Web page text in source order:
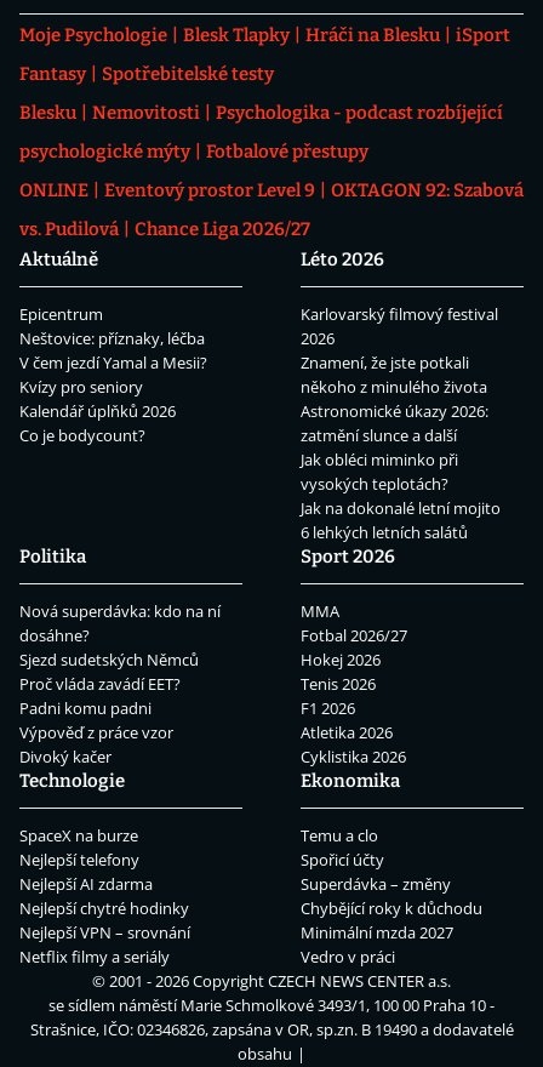
Moje Psychologie Blesk Tlapky Hráči na Blesku
iSport
Fantasy
Spotřebitelské testy
Blesku
Nemovitosti
Psychologika - podcast rozbíjející
psychologické mýty
Fotbalové přestupy
ONLINE
Eventový prostor Level 9
OKTAGON 92: Szabová
vs. Pudilová
Chance Liga 2026/27
Aktuálně
Epicentrum
Neštovice: příznaky, léčba
V čem jezdí Yamal a Mesii?
Kvízy pro seniory
Kalendář úplňků 2026
Co je bodycount?
Léto 2026
Karlovarský filmový festival
2026
Znamení, že jste potkali
někoho z minulého života
Astronomické úkazy 2026:
zatmění slunce a další
Jak obléci miminko při
vysokých teplotách?
Jak na dokonalé letní mojito
6 lehkých letních salátů
Politika
Nová superdávka: kdo na ní
dosáhne?
Sjezd sudetských Němců
Proč vláda zavádí EET?
Padni komu padni
Výpověď z práce vzor
Divoký kačer
Sport 2026
MMA
Fotbal 2026/27
Hokej 2026
Tenis 2026
F1 2026
Atletika 2026
Cyklistika 2026
Technologie
SpaceX na burze
Nejlepší telefony
Nejlepší AI zdarma
Nejlepší chytré hodinky
Nejlepší VPN – srovnání
Netflix filmy a seriály
Ekonomika
Temu a clo
Spořicí účty
Superdávka – změny
Chybějící roky k důchodu
Minimální mzda 2027
Vedro v práci
© 2001 - 2026 CopyrightCZECH NEWS CENTER a.s.
se sídlem náměstí Marie Schmolkové 3493/1, 100 00 Praha 10 -
Strašnice, IČO: 02346826, zapsána v OR, sp.zn. B 19490 a dodavatelé
obsahu